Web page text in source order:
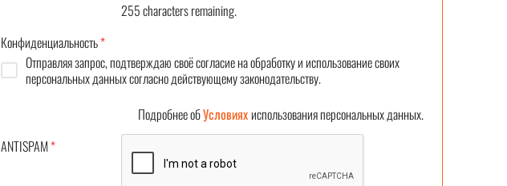
255characters remaining.
Конфиденциальность*
Отправляя запрос, подтверждаю своё согласие на обработку и использование своих
персональных данных согласно действующему законодательству.
Подробнее обУсловияхиспользования персональных данных.
ANTISPAM*